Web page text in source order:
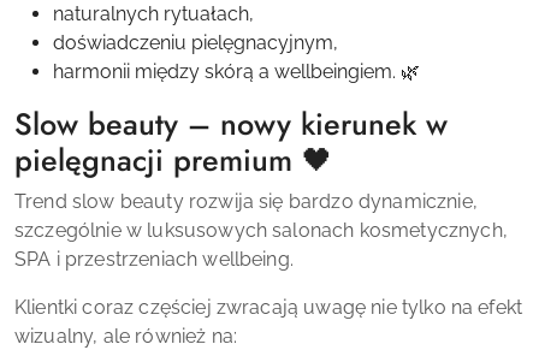
naturalnych rytuałach,
doświadczeniu pielęgnacyjnym,
harmonii między skórą a wellbeingiem. 🌿
Slow beauty – nowy kierunek w
pielęgnacji premium 🖤
Trend slow beauty rozwija się bardzo dynamicznie,
szczególnie w luksusowych salonach kosmetycznych,
SPA i przestrzeniach wellbeing.
Klientki coraz częściej zwracają uwagę nie tylko na efekt
wizualny, ale również na: